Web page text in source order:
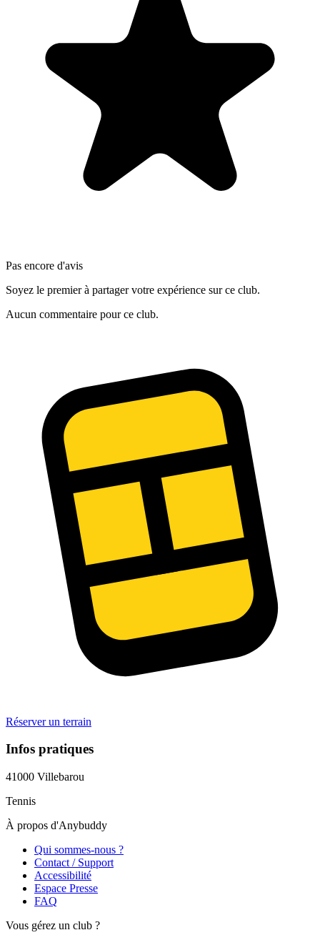
Pas encore d'avis
Soyez le premier à partager votre expérience sur ce club.
Aucun commentaire pour ce club.
Réserver un terrain
Infos pratiques
41000 Villebarou
Tennis
À propos d'Anybuddy
Qui sommes-nous ?
Contact / Support
Accessibilité
Espace Presse
FAQ
Vous gérez un club ?